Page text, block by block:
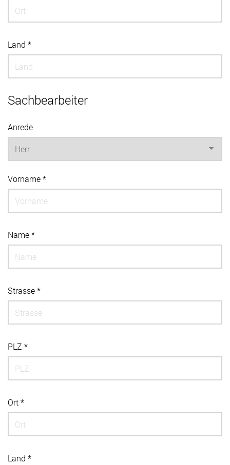
Land *
Sachbearbeiter
Anrede
Vorname *
Name *
Strasse *
PLZ *
Ort *
Land *